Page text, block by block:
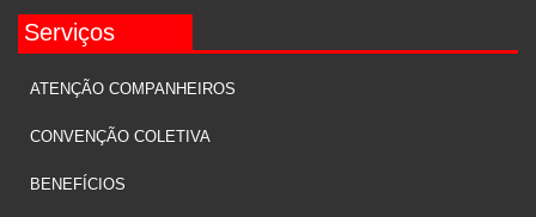
Serviços
ATENÇÃO COMPANHEIROS
CONVENÇÃO COLETIVA
BENEFÍCIOS